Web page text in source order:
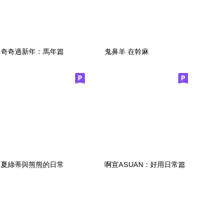
奇奇過新年：馬年篇 鬼鼻羊 在幹麻
夏綠蒂與熊熊的日常 啊宣ASUAN：好用日常篇